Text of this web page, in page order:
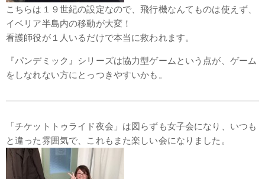
こちらは１９世紀の設定なので、飛行機なんてものは使えず、
イベリア半島内の移動が大変！
看護師役が１人いるだけで本当に救われます。
『パンデミック』シリーズは協力型ゲームという点が、ゲーム
をしなれない方にとっつきやすいかも。
「チケットトゥライド夜会」は図らずも女子会になり、いつも
と違った雰囲気で、これもまた楽しい会になりました。